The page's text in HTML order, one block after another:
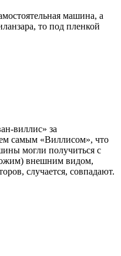
машина, а
то под пленкой
виллис» за
самым «Виллисом», что
могли получиться с
внешним видом,
случается, совпадают.